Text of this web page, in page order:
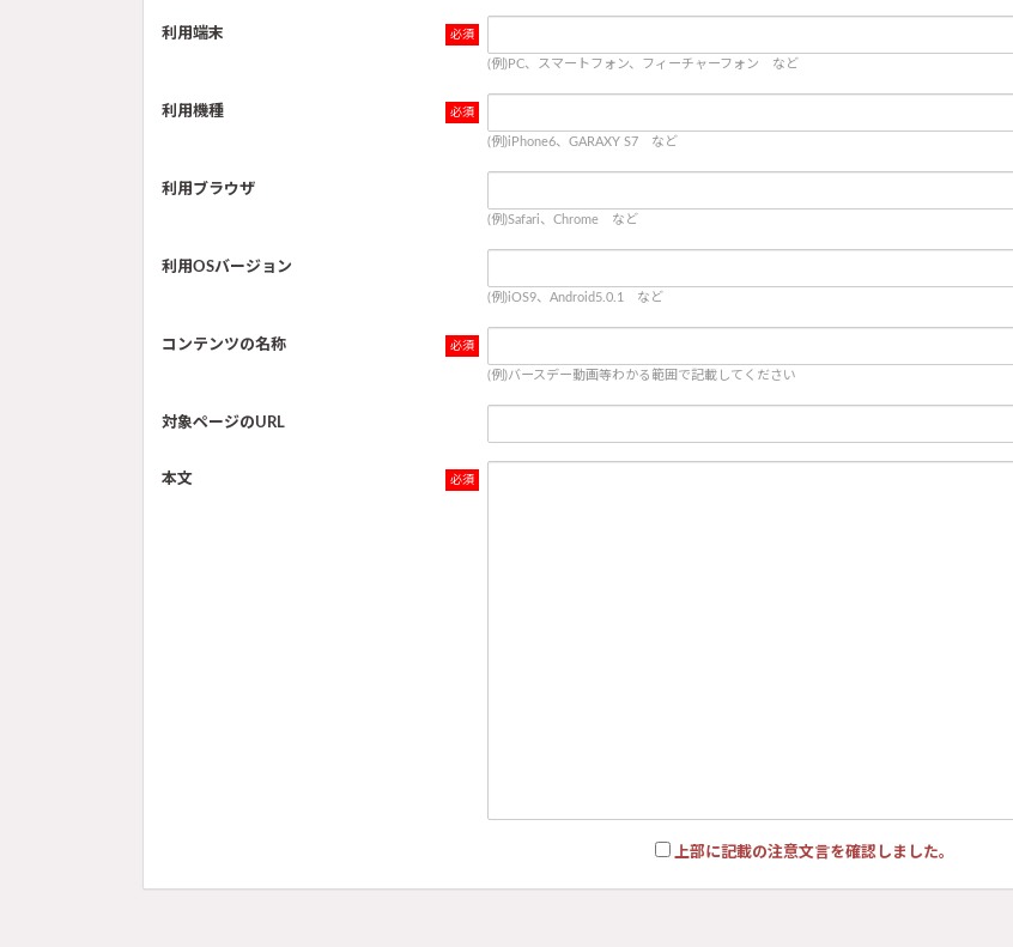
利用端末
(例)PC、スマートフォン、フィーチャーフォン など
利用機種
(例)iPhone6、GARAXY S7 など
利用ブラウザ
(例)Safari、Chrome など
利用OSバージョン
(例)iOS9、Android5.0.1 など
コンテンツの名称
(例)バースデー動画等わかる範囲で記載してください
対象ページのURL
本文
上部に記載の注意文言を確認しました。